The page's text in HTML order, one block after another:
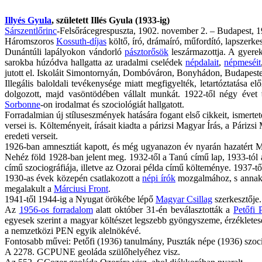
Illyés Gyula, született Illés Gyula (1933-ig)
Sárszentlőrinc-Felsőrácegrespuszta, 1902. november 2. – Budapest,
Háromszoros Kossuth-díjas költő, író, drámaíró, műfordító,
Dunántúli lapályokon vándorló pásztorősökleszármazottja. A
sarokba húzódva hallgatta az uradalmi cselédeknépdalait,népmeséit
jutott el. Iskoláit Simontornyán, Dombóváron, Bonyhádon,
Illegális baloldali tevékenysége miatt megfigyelték, letartóztatása
dolgozott, majd vasöntödében vállalt munkát. 1922-től négy évet
Sorbonne-on irodalmat és szociológiát hallgatott.
Forradalmian új stíluseszmények hatására fogant első cikkeit,
versei is. Költeményeit, írásait kiadta a párizsi Magyar Írás, a
eredeti verseit.
1926-ban amnesztiát kapott, és még ugyanazon év nyarán hazatért
Nehéz föld 1928-ban jelent meg. 1932-től a Tanú című lap, 1933-
című szociográfiája, illetve az Ozorai példa című költeménye. 1937-
1930-as évek közepén csatlakozott anépi írókmozgalmához, s
megalakult a Márciusi Front.
1941-től 1944-ig a Nyugat örökébe lépő Magyar Csillag
Az 1956-os forradalomalatt október 31-én beválasztották aPetőfi
egyesek szerint a magyar költészet legszebb gyöngyszeme,
a nemzetközi PEN egyik alelnökévé.
Fontosabb művei: Petőfi (1936) tanulmány, Puszták népe (1936)
A 2278. GCPUNE geoláda szülőhelyéhez visz.